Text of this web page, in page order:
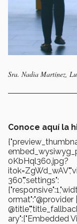
Sra. Nadia Martínez,
Conoce aquí la
0KbHql360.jpg?
360","settings":
ormat":"@provider |
ary":["Embedded